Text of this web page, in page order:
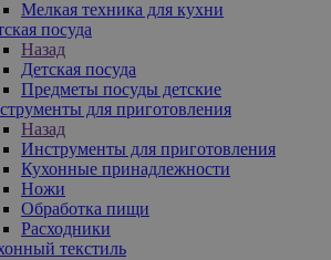
Мелкая техника для кухни
посуда
Назад
Детская посуда
Предметы посуды детские
для приготовления
Назад
Инструменты для приготовления
Кухонные принадлежности
Ножи
Обработка пищи
Расходники
текстиль